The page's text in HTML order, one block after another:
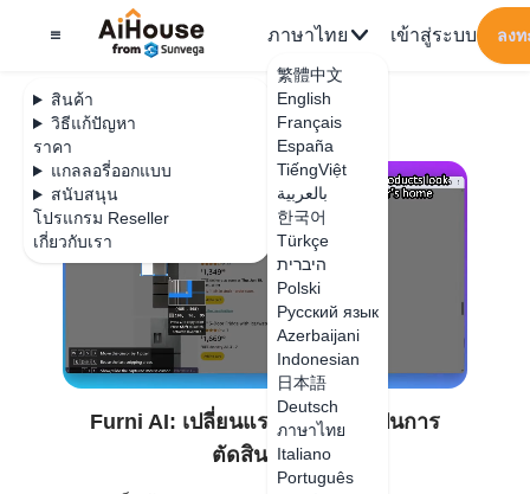
สินค้า
วิธีแก้ปัญหา
ราคา
แกลลอรี่ออกแบบ
สนับสนุน
โปรแกรม Reseller
เกี่ยวกับเรา
ภาษาไทย
繁體中文
English
Français
España
TiếngViệt
بالعربية
한국어
Türkçe
היברית
Polski
Русский язык
Azerbaijani
Indonesian
日本語
Deutsch
ภาษาไทย
Italiano
Português
เข้าสู่ระบบ ลงท
Furni AI: เปลี่ยนแรงบันดาลใจเป็นการ
ตัดสินใจซื้อ